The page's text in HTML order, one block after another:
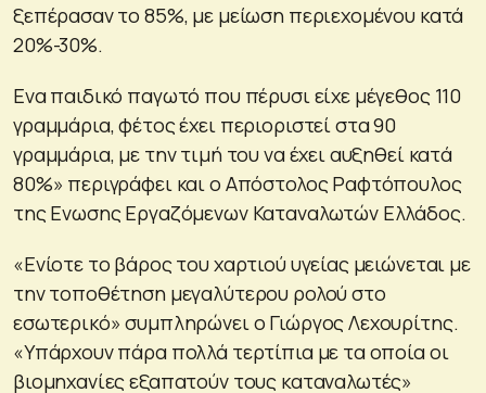
ξεπέρασαν το 85%, με μείωση περιεχομένου κατά
20%-30%.
Ενα παιδικό παγωτό που πέρυσι είχε μέγεθος 110
γραμμάρια, φέτος έχει περιοριστεί στα 90
γραμμάρια, με την τιμή του να έχει αυξηθεί κατά
80%» περιγράφει και ο Απόστολος Ραφτόπουλος
της Ενωσης Εργαζόμενων Καταναλωτών Ελλάδος.
«Ενίοτε το βάρος του χαρτιού υγείας μειώνεται με
την τοποθέτηση μεγαλύτερου ρολού στο
εσωτερικό» συμπληρώνει ο Γιώργος Λεχουρίτης.
«Υπάρχουν πάρα πολλά τερτίπια με τα οποία οι
βιομηχανίες εξαπατούν τους καταναλωτές»